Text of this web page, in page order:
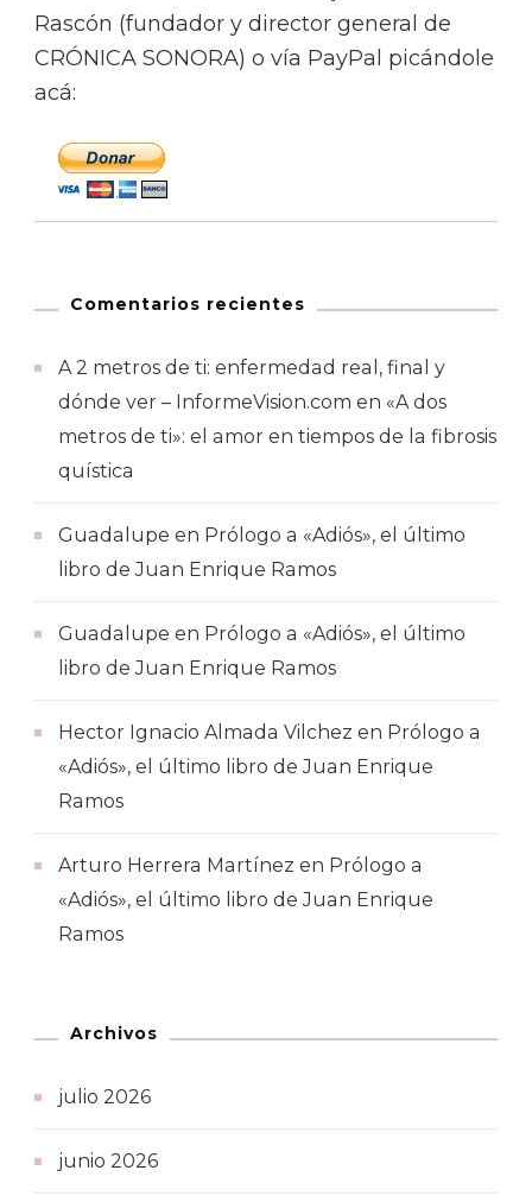
Rascón (fundador y director general de
CRÓNICA SONORA) o vía PayPal picándole
acá:
Comentarios recientes
A 2 metros de ti: enfermedad real, final y
dónde ver – InformeVision.com en «A dos
metros de ti»: el amor en tiempos de la fibrosis
quística
Guadalupe en Prólogo a «Adiós», el último
libro de Juan Enrique Ramos
Guadalupe en Prólogo a «Adiós», el último
libro de Juan Enrique Ramos
Hector Ignacio Almada Vilchez en Prólogo a
«Adiós», el último libro de Juan Enrique
Ramos
Arturo Herrera Martínez en Prólogo a
«Adiós», el último libro de Juan Enrique
Ramos
Archivos
julio 2026
junio 2026